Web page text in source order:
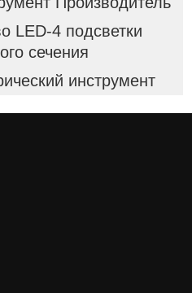
LED-4 подсветки
сечения
инструмент